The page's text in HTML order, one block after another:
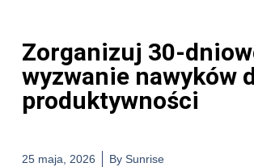
Zorganizuj 30-
wyzwanie nawyków
produktywności
25 maja, 2026 BySunrise